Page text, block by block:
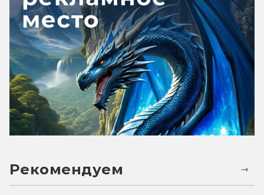
Рекомендуем